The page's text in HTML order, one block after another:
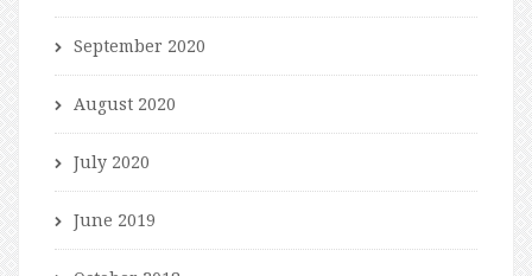
September 2020
August 2020
July 2020
June 2019